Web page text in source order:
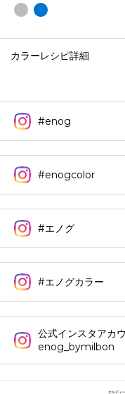
カラーレシピ詳細
#enog
#enogcolor
#エノグ
#エノグカラー
公式インスタアカ
enog_bymilbon
オルディ